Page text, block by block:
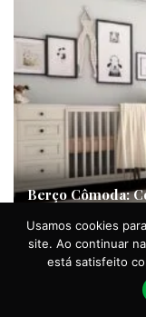
Berço Cômoda:
Usamos cookies
site. Ao continuar
está satisfeito